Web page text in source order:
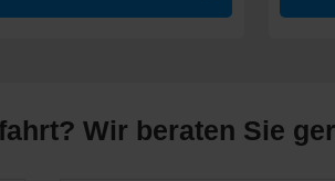
Wir beraten Sie